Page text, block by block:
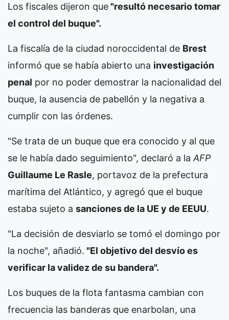
Los fiscales dijeron que"resultó necesario tomar
el control del buque".
La fiscalía de la ciudad noroccidental de Brest
informó que se había abierto una investigación
penal por no poder demostrar la nacionalidad del
buque, la ausencia de pabellón y la negativa a
cumplir con las órdenes.
"Se trata de un buque que era conocido y al que
se le había dado seguimiento", declaró a la AFP
Guillaume Le Rasle, portavoz de la prefectura
marítima del Atlántico, y agregó que el buque
estaba sujeto a sanciones de la UE y de EEUU.
"La decisión de desviarlo se tomó el domingo por
la noche", añadió. "El objetivo del desvío es
verificar la validez de su bandera".
Los buques de la flota fantasma cambian con
frecuencia las banderas que enarbolan, una